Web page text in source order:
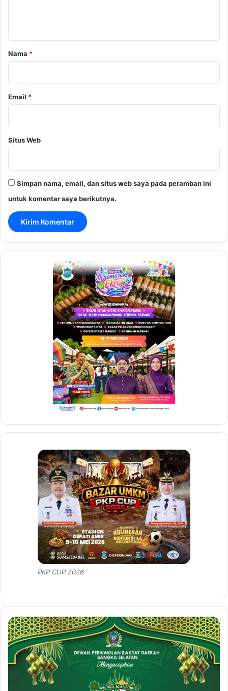
r
Nama *
Email *
Situs Web
Simpan nama, email, dan situs web saya pada peramban ini
untuk komentar saya berikutnya.
PKP CUP 2026